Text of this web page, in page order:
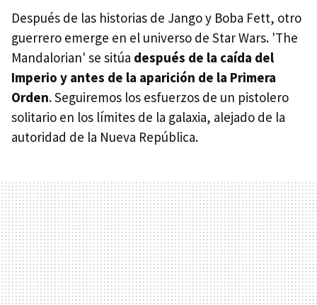
Después de las historias de Jango y Boba Fett, otro
guerrero emerge en el universo de Star Wars. 'The
Mandalorian' se sitúa después de la caída del
Imperio y antes de la aparición de la Primera
Orden. Seguiremos los esfuerzos de un pistolero
solitario en los límites de la galaxia, alejado de la
autoridad de la Nueva República.